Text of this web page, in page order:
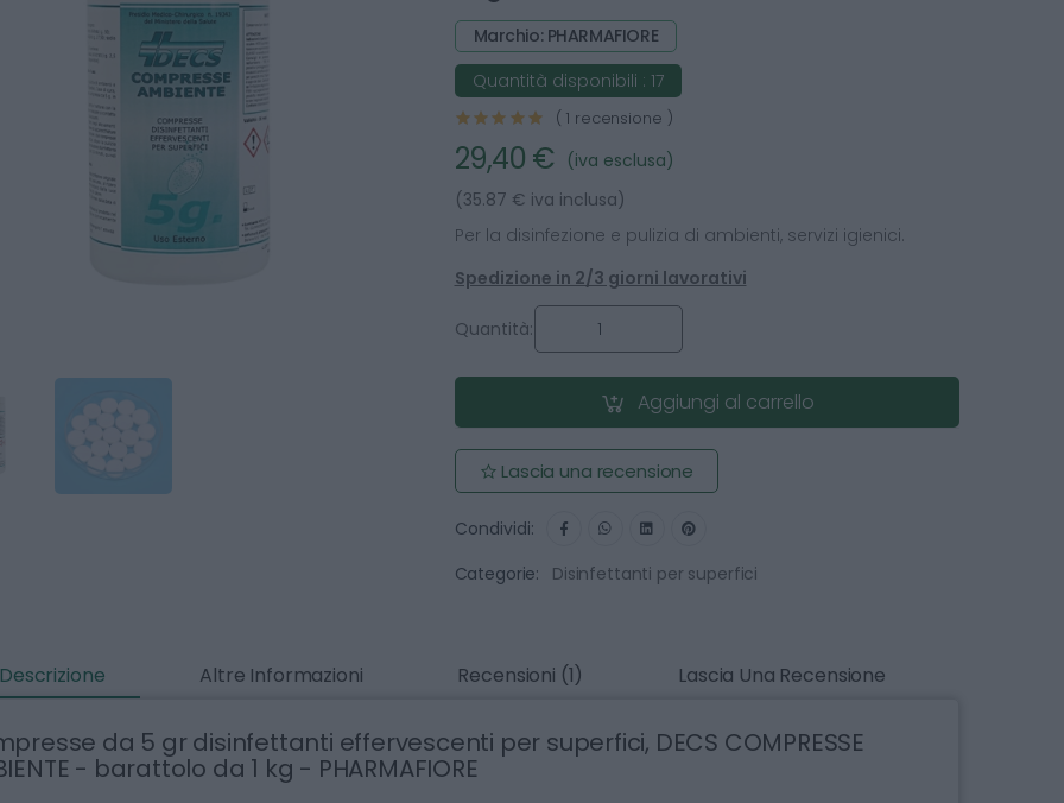
Marchio: PHARMAFIORE
Quantità disponibili : 17
( 1 recensione )
29,40 €
(iva esclusa)
(35.87 € iva inclusa)
Per la disinfezione e pulizia di ambienti, servizi igienici.
Spedizione in 2/3 giorni lavorativi
Quantità:
Aggiungi al carrello
Lascia una recensione
Condividi:
Categorie:
Disinfettanti per superfici
Descrizione Altre Informazioni Recensioni (1) Lascia Una Recensione
da 5 gr disinfettanti effervescenti per superfici, DECS COMPRESSE
- barattolo da 1 kg - PHARMAFIORE